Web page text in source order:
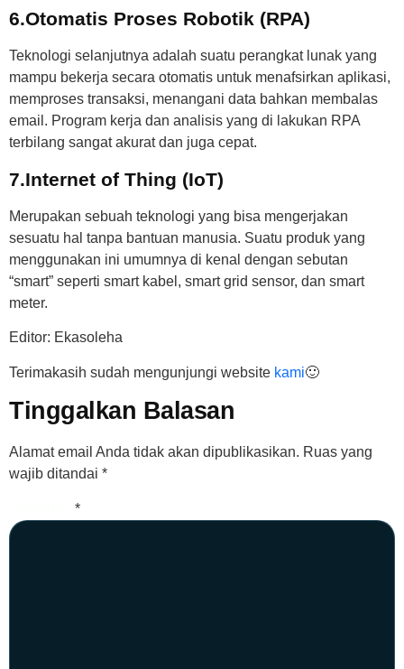
6.Otomatis Proses Robotik (RPA)
Teknologi selanjutnya adalah suatu perangkat lunak yang
mampu bekerja secara otomatis untuk menafsirkan aplikasi,
memproses transaksi, menangani data bahkan membalas
email. Program kerja dan analisis yang di lakukan RPA
terbilang sangat akurat dan juga cepat.
7.Internet of Thing (IoT)
Merupakan sebuah teknologi yang bisa mengerjakan
sesuatu hal tanpa bantuan manusia. Suatu produk yang
menggunakan ini umumnya di kenal dengan sebutan
“smart” seperti smart kabel, smart grid sensor, dan smart
meter.
Editor: Ekasoleha
Terimakasih sudah mengunjungi website kami🙂
Tinggalkan Balasan
Alamat email Anda tidak akan dipublikasikan. Ruas yang
wajib ditandai *
*